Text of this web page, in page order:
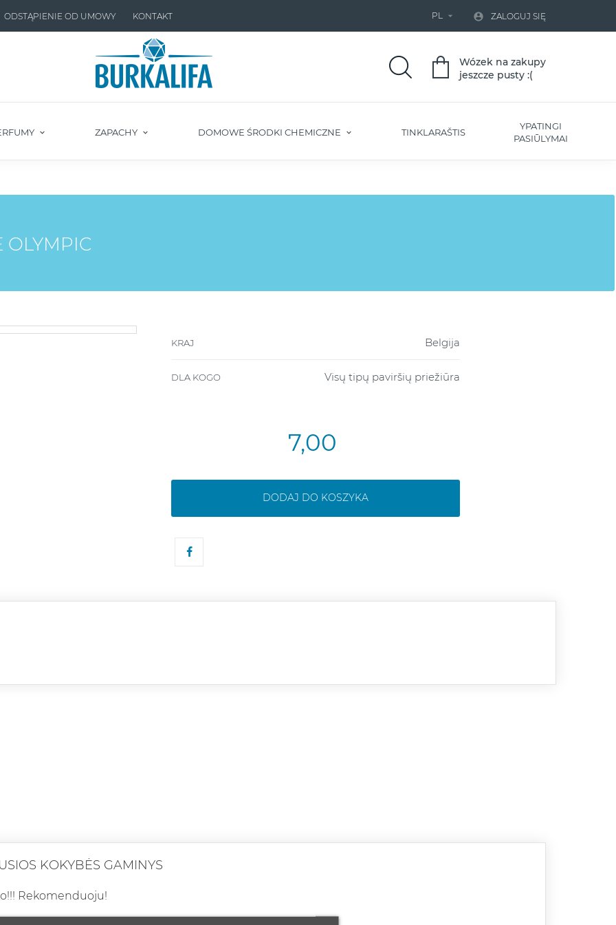
ODSTĄPIENIE OD UMOWY KONTAKT PL   ZALOGUJ SIĘ
Wózek na zakupy
jeszcze pusty :(
ZAPACHY DOMOWE ŚRODKI CHEMICZNE TINKLARAŠTIS
YPATINGI
PASIŪLYMAI
OLYMPIC
KRAJ Belgija
DLA KOGO Visų tipų paviršių priežiūra
7,00
DODAJ DO KOSZYKA
KOKYBĖS GAMINYS
Rekomenduoju!